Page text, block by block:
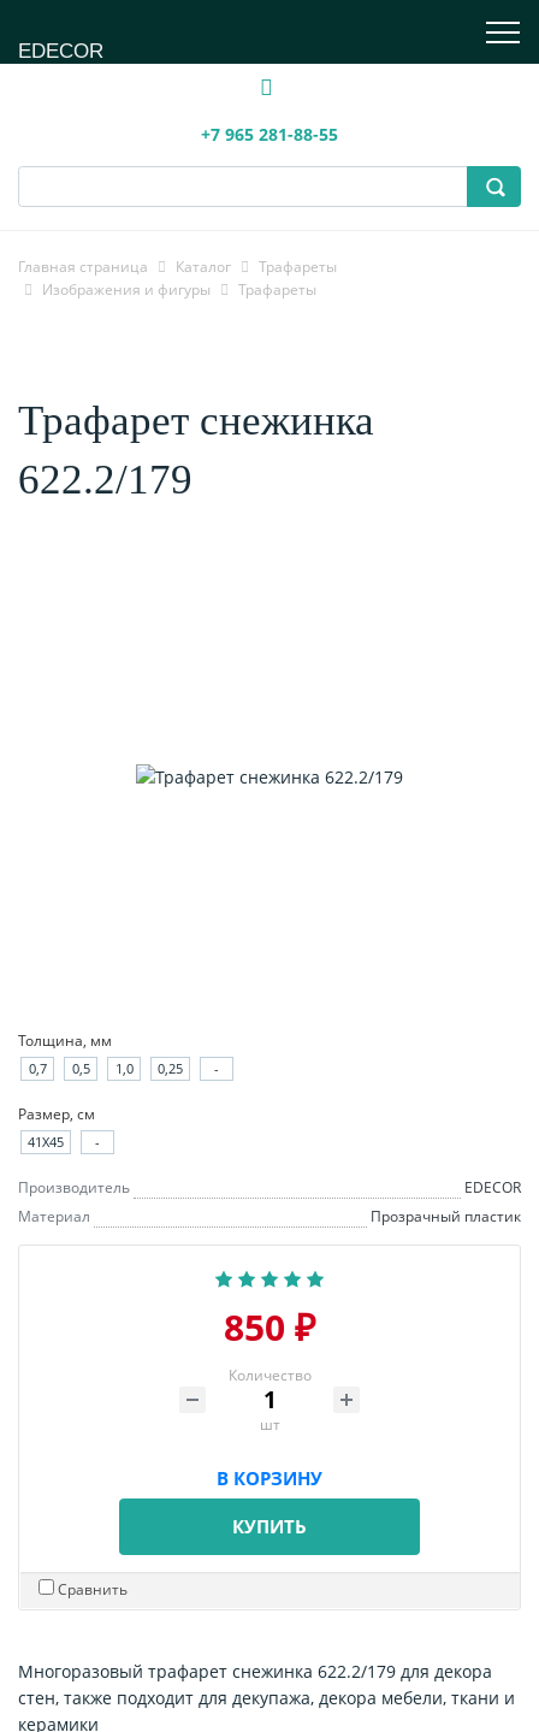
EDECOR
+7 965 281-88-55
Главная страница Каталог
Трафареты
Изображения и фигуры
Трафареты
Трафарет снежинка
622.2/179
Толщина, мм
0,7 0,5 1,0 0,25 -
Размер, см
41X45 -
Производитель
EDECOR
Материал
Прозрачный пластик
850 ₽
Количество
шт
В КОРЗИНУ
КУПИТЬ
Сравнить
Многоразовый трафарет снежинка 622.2/179 для декора
стен, также подходит для декупажа, декора мебели, ткани и
керамики